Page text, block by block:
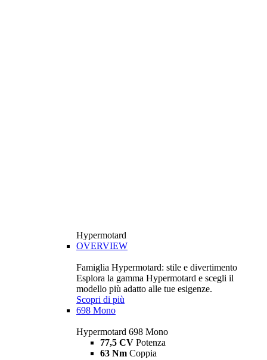
Hypermotard
OVERVIEW
Famiglia Hypermotard: stile e divertimento
Esplora la gamma Hypermotard e scegli il
modello più adatto alle tue esigenze.
Scopri di più
698 Mono
Hypermotard 698 Mono
77,5 CV Potenza
63 Nm Coppia